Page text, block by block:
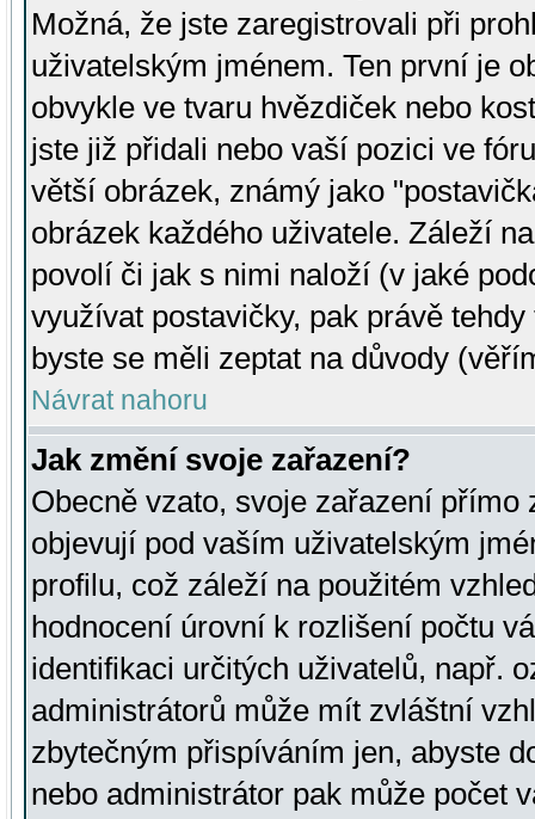
Možná, že jste zaregistrovali při
uživatelským jménem. Ten první je
obvykle ve tvaru hvězdiček nebo
jste již přidali nebo vaší pozici ve
větší obrázek, známý jako
obrázek každého uživatele. Záleží
povolí či jak s nimi naloží (v jaké
využívat postavičky, pak právě
byste se měli zeptat na důvody
Návrat nahoru
Jak změní svoje zařazení?
Obecně vzato, svoje zařazení přímo
objevují pod vaším uživatelským
profilu, což záleží na použitém
hodnocení úrovní k rozlišení počtu
identifikaci určitých uživatelů, např.
administrátorů může mít zvláštní
zbytečným přispíváním jen, abyste
nebo administrátor pak může počet